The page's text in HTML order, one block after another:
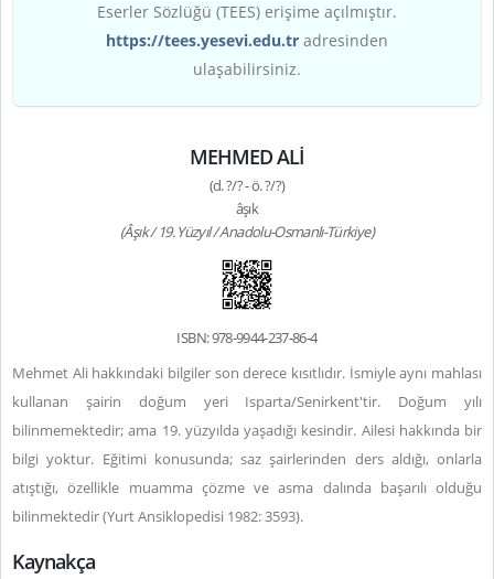
Eserler Sözlüğü (TEES) erişime açılmıştır.
https://tees.yesevi.edu.tr adresinden
ulaşabilirsiniz.
MEHMED ALİ
(d. ?/? - ö. ?/?)
âşık
(Âşık / 19. Yüzyıl / Anadolu-Osmanlı-Türkiye)
ISBN: 978-9944-237-86-4
Mehmet Ali hakkındaki bilgiler son derece kısıtlıdır. İsmiyle aynı mahlası
kullanan şairin doğum yeri Isparta/Senirkent'tir. Doğum yılı
bilinmemektedir; ama 19. yüzyılda yaşadığı kesindir. Ailesi hakkında bir
bilgi yoktur. Eğitimi konusunda; saz şairlerinden ders aldığı, onlarla
atıştığı, özellikle muamma çözme ve asma dalında başarılı olduğu
bilinmektedir (Yurt Ansiklopedisi 1982: 3593).
Kaynakça